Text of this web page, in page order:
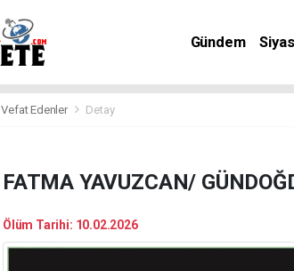
Gündem
Vefat Edenler Detay
FATMA YAVUZCAN/
Ölüm Tarihi: 10.02.2026